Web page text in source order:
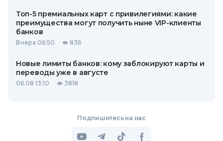
Топ-5 премиальных карт с привилегиями: какие
преимущества могут получить ныне VIP-клиенты
банков
Вчера 06:50 836
Новые лимиты банков: кому заблокируют карты и
переводы уже в августе
06.08 13:10 3818
Подпишитесь на нас